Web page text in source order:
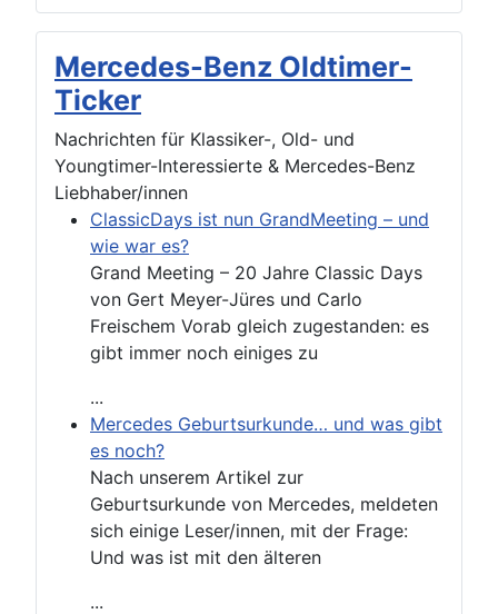
Mercedes-Benz Oldtimer-
Ticker
Nachrichten für Klassiker-, Old- und
Youngtimer-Interessierte & Mercedes-Benz
Liebhaber/innen
ClassicDays ist nun GrandMeeting – und
wie war es?
Grand Meeting – 20 Jahre Classic Days
von Gert Meyer-Jüres und Carlo
Freischem Vorab gleich zugestanden: es
gibt immer noch einiges zu
...
Mercedes Geburtsurkunde… und was gibt
es noch?
Nach unserem Artikel zur
Geburtsurkunde von Mercedes, meldeten
sich einige Leser/innen, mit der Frage:
Und was ist mit den älteren
...